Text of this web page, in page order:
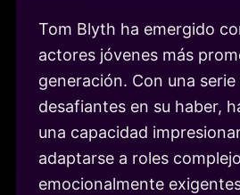
Tom Blyth ha emergido
actores jóvenes más
generación. Con una serie
desafiantes en su haber,
una capacidad
adaptarse a roles
emocionalmente